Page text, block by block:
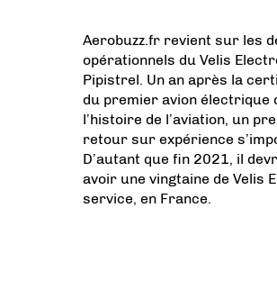
Aerobuzz.fr revient sur les
opérationnels du Velis
Pipistrel. Un an après la
du premier avion électrique
l’histoire de l’aviation, un
retour sur expérience
D’autant que fin 2021, il
avoir une vingtaine de Velis
service, en France.